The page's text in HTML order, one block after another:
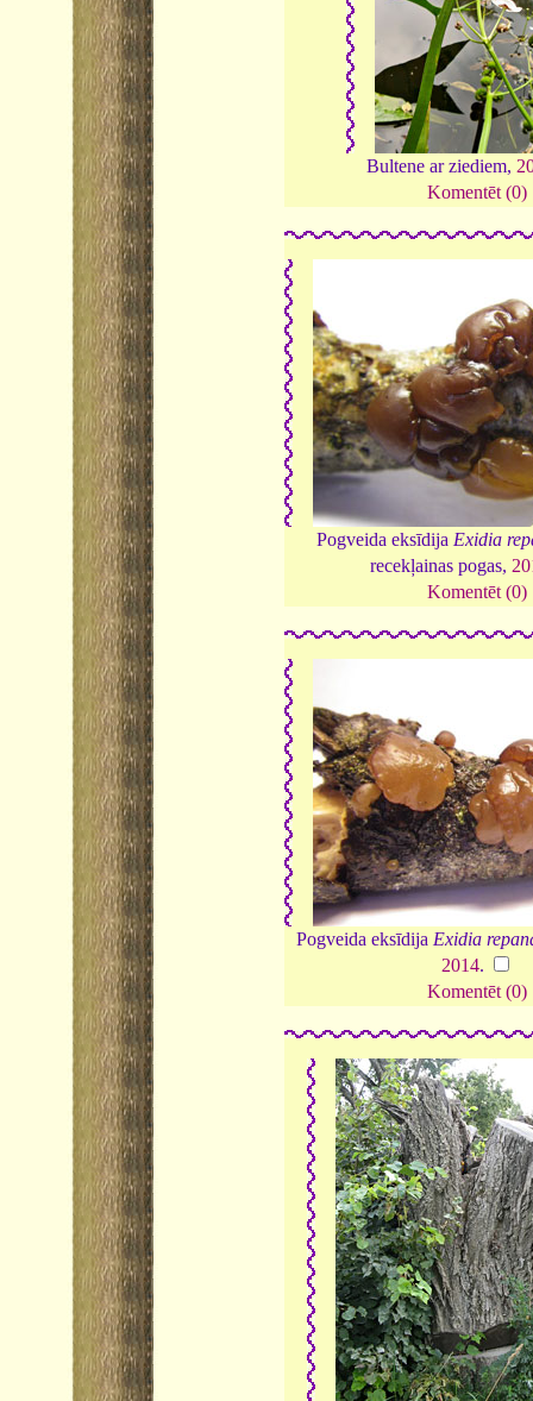
Bultene ar ziediem,
Komentēt (0)
Pogveida eksīdija Exidia
recekļainas pogas,
Komentēt (0)
Pogveida eksīdija Exidia
2014.
Komentēt (0)